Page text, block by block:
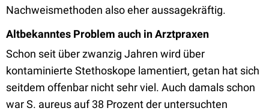
Nachweismethoden also eher aussagekräftig.
Altbekanntes Problem auch in Arztpraxen
Schon seit über zwanzig Jahren wird über
kontaminierte Stethoskope lamentiert, getan hat sich
seitdem offenbar nicht sehr viel. Auch damals schon
war S. aureus auf 38 Prozent der untersuchten